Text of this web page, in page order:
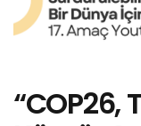
“COP26,